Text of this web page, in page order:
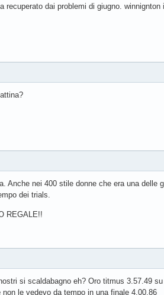
recuperato dai problemi di giugno.
Anche nei 400 stile donne che era una delle
dei trials.
REGALE!!
si scaldabagno eh? Oro titmus 3.57.49
le vedevo da tempo in una finale 4.00.86